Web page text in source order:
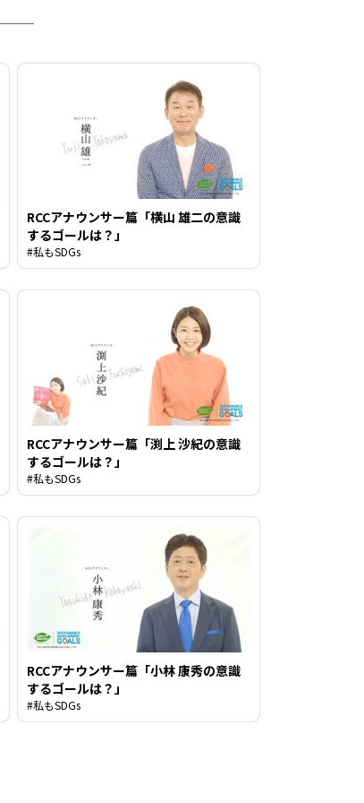
RCCアナウンサー篇「横山 雄二の意識
するゴールは？」
#私もSDGs
RCCアナウンサー篇「渕上 沙紀の意識
するゴールは？」
#私もSDGs
RCCアナウンサー篇「小林 康秀の意識
するゴールは？」
#私もSDGs